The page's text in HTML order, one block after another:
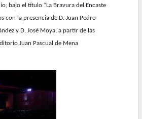
bajo el título “La Bravura del Encaste
con la presencia de D. Juan Pedro
y D. José Moya, a partir de las
Juan Pascual de Mena